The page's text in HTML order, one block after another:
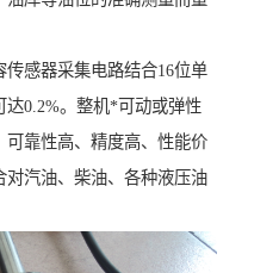
感器采集电路结合16位单
达0.2%。整机*可动或弹性
靠性高、精度高、性能价
汽油、柴油、各种液压油